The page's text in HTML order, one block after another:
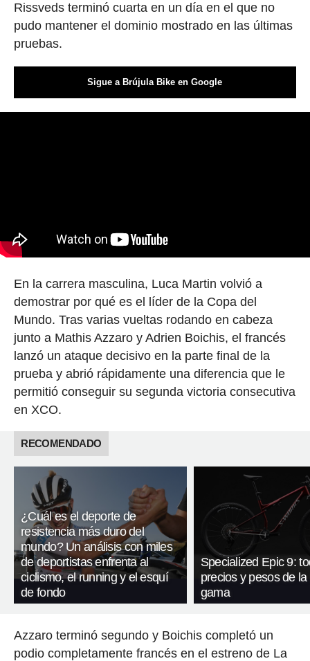
Rissveds terminó cuarta en un día en el que no
pudo mantener el dominio mostrado en las últimas
pruebas.
Sigue a Brújula Bike en Google
En la carrera masculina, Luca Martin volvió a
demostrar por qué es el líder de la Copa del
Mundo. Tras varias vueltas rodando en cabeza
junto a Mathis Azzaro y Adrien Boichis, el francés
lanzó un ataque decisivo en la parte final de la
prueba y abrió rápidamente una diferencia que le
permitió conseguir su segunda victoria consecutiva
en XCO.
RECOMENDADO
¿Cuál es el deporte de
resistencia más duro del
mundo? Un análisis con miles
de deportistas enfrenta al
ciclismo, el running y el esquí
de fondo
Specialized Epic 9:
precios y pesos de
gama
Azzaro terminó segundo y Boichis completó un
podio completamente francés en el estreno de La